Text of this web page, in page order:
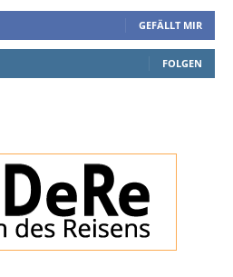
GEFÄLLT MIR
FOLGEN